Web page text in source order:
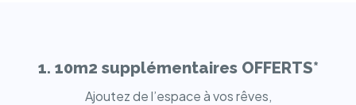
1. 10m2 supplémentaires OFFERTS*
Ajoutez de l’espace à vos rêves,